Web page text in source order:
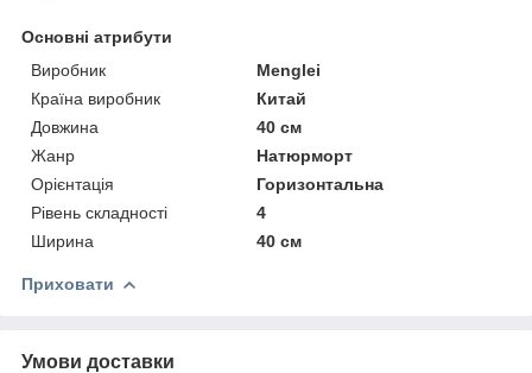
Основні атрибути
Виробник
Menglei
Країна виробник
Китай
Довжина
40 см
Жанр
Натюрморт
Орієнтація
Горизонтальна
Рівень складності
4
Ширина
40 см
Приховати
Умови доставки